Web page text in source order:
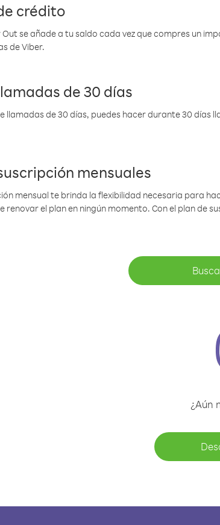
crédito
se añade a tu saldo cada vez que compres un
de Viber.
de 30 días
llamadas de 30 días, puedes hacer durante 30
mensuales
mensual te brinda la flexibilidad necesaria para
renovar el plan en ningún momento. Con el plan de
¿Aún